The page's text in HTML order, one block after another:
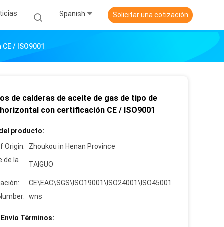
Spanish Solicitar una cotización
/ ISO9001
de calderas de aceite de gas de tipo de
con certificación CE / ISO9001
producto:
Origin:
Zhoukou in Henan Province
de la
TAIGUO
CE\EAC\SGS\ISO19001\ISO24001\ISO45001
wns
Términos: